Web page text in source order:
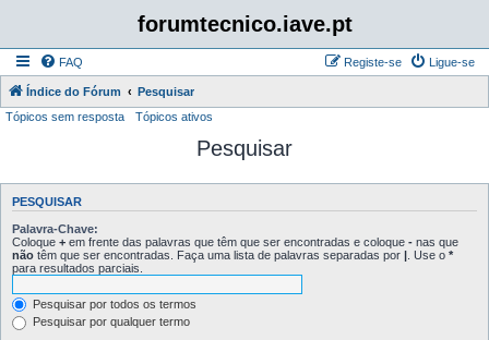
forumtecnico.iave.pt
FAQ Ligue-se
Registe-se
Índice do Fórum
Pesquisar
Tópicos sem resposta
Tópicos ativos
Pesquisar
PESQUISAR
Palavra-Chave:
Coloque + em frente das palavras que têm que ser encontradas e coloque - nas que
não têm que ser encontradas. Faça uma lista de palavras separadas por | . Use o *
para resultados parciais.
Pesquisar por todos os termos
Pesquisar por qualquer termo